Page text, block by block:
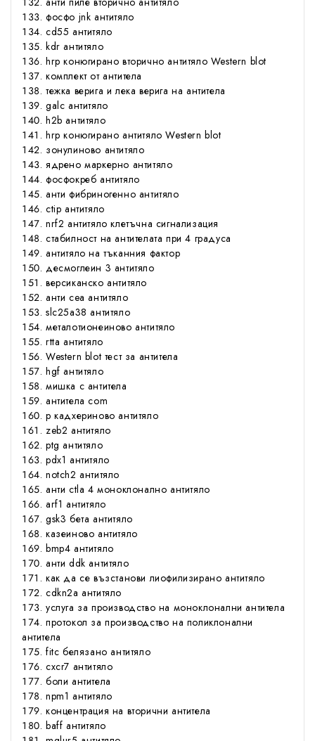
фосфо jnk антитяло
cd55 антитяло
kdr антитяло
hrp конюгирано вторично антитяло Western blot
комплект от антитела
тежка верига и лека верига на антитела
galc антитяло
h2b антитяло
hrp конюгирано антитяло Western blot
зонулиново антитяло
ядрено маркерно антитяло
фосфокреб антитяло
анти фибриногенно антитяло
ctip антитяло
nrf2 антитяло клетъчна сигнализация
стабилност на антителата при 4 градуса
антитяло на тъканния фактор
десмоглеин 3 антитяло
версиканско антитяло
анти cea антитяло
slc25a38 антитяло
металотионеиново антитяло
rtta антитяло
Western blot тест за антитела
hgf антитяло
мишка с антитела
антитела com
р кадхериново антитяло
zeb2 антитяло
ptg антитяло
pdx1 антитяло
notch2 антитяло
анти ctla 4 моноклонално антитяло
arf1 антитяло
gsk3 бета антитяло
казеиново антитяло
bmp4 антитяло
анти ddk антитяло
как да се възстанови лиофилизирано антитяло
cdkn2a антитяло
услуга за производство на моноклонални антитела
протокол за производство на поликлонални
антитела
fitc белязано антитяло
cxcr7 антитяло
боли антитела
npm1 антитяло
концентрация на вторични антитела
baff антитяло